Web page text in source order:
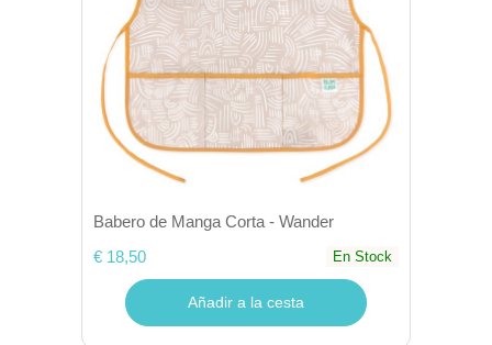
Babero de Manga Corta - Wander
€ 18,50
En Stock
Añadir a la cesta